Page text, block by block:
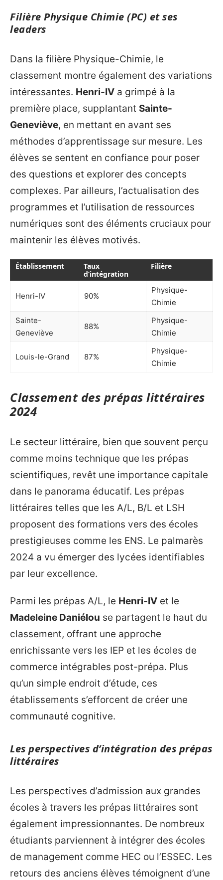
Filière Physique Chimie (PC) et ses
leaders
Dans la filière Physique-Chimie, le
classement montre également des variations
intéressantes. Henri-IV a grimpé à la
première place, supplantant Sainte-
Geneviève, en mettant en avant ses
méthodes d’apprentissage sur mesure. Les
élèves se sentent en confiance pour poser
des questions et explorer des concepts
complexes. Par ailleurs, l’actualisation des
programmes et l’utilisation de ressources
numériques sont des éléments cruciaux pour
maintenir les élèves motivés.
Établissement
Taux
d’intégration
Filière
Henri-IV 90%
Physique-
Chimie
Sainte-
Geneviève
88%
Physique-
Chimie
Louis-le-Grand 87%
Physique-
Chimie
Classement des prépas littéraires
2024
Le secteur littéraire, bien que souvent perçu
comme moins technique que les prépas
scientifiques, revêt une importance capitale
dans le panorama éducatif. Les prépas
littéraires telles que les A/L, B/L et LSH
proposent des formations vers des écoles
prestigieuses comme les ENS. Le palmarès
2024 a vu émerger des lycées identifiables
par leur excellence.
Parmi les prépas A/L, le Henri-IV et le
Madeleine Daniélou se partagent le haut du
classement, offrant une approche
enrichissante vers les IEP et les écoles de
commerce intégrables post-prépa. Plus
qu’un simple endroit d’étude, ces
établissements s’efforcent de créer une
communauté cognitive.
Les perspectives d’intégration des prépas
littéraires
Les perspectives d’admission aux grandes
écoles à travers les prépas littéraires sont
également impressionnantes. De nombreux
étudiants parviennent à intégrer des écoles
de management comme HEC ou l’ESSEC. Les
retours des anciens élèves témoignent d’une